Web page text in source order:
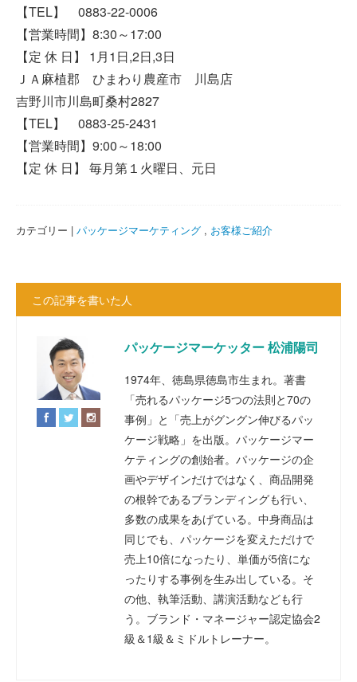
【TEL】 0883-22-0006
【営業時間】8:30～17:00
【定 休 日】 1月1日,2日,3日
ＪＡ麻植郡 ひまわり農産市 川島店
吉野川市川島町桑村2827
【TEL】 0883-25-2431
【営業時間】9:00～18:00
【定 休 日】 毎月第１火曜日、元日
カテゴリー | パッケージマーケティング , お客様ご紹介
この記事を書いた人
パッケージマーケッター 松浦陽司
1974年、徳島県徳島市生まれ。著書
「売れるパッケージ5つの法則と70の
事例」と「売上がグングン伸びるパッ
ケージ戦略」を出版。パッケージマー
ケティングの創始者。パッケージの企
画やデザインだけではなく、商品開発
の根幹であるブランディングも行い、
多数の成果をあげている。中身商品は
同じでも、パッケージを変えただけで
売上10倍になったり、単価が5倍にな
ったりする事例を生み出している。そ
の他、執筆活動、講演活動なども行
う。ブランド・マネージャー認定協会2
級＆1級＆ミドルトレーナー。